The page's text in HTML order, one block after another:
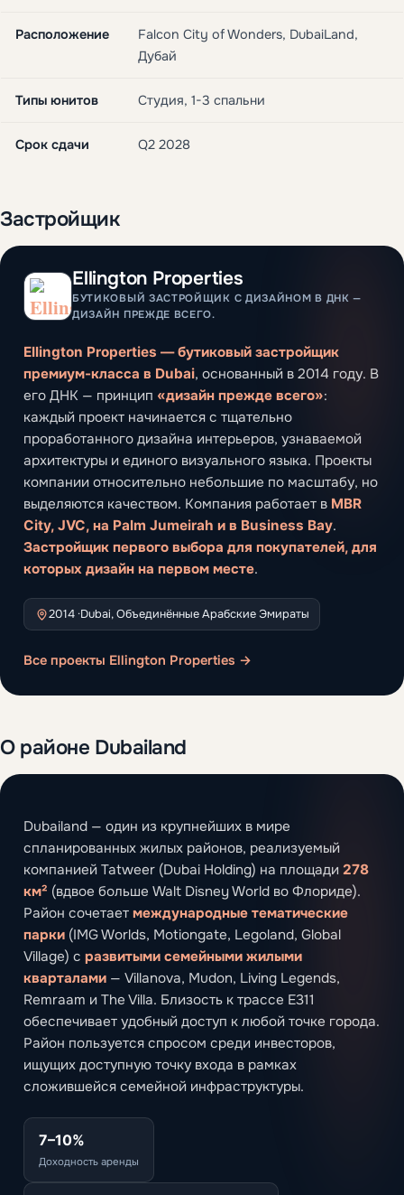
Расположение
Falcon City of Wonders, DubaiLand,
Дубай
Типы юнитов Студия, 1-3 спальни
Срок сдачи Q2 2028
Застройщик
Ellington Properties
БУТИКОВЫЙ ЗАСТРОЙЩИК С ДИЗАЙНОМ В ДНК —
ДИЗАЙН ПРЕЖДЕ ВСЕГО.
Ellington Properties — бутиковый застройщик
премиум-класса в Dubai, основанный в 2014 году. В
его ДНК — принцип «дизайн прежде всего»:
каждый проект начинается с тщательно
проработанного дизайна интерьеров, узнаваемой
архитектуры и единого визуального языка. Проекты
компании относительно небольшие по масштабу, но
выделяются качеством. Компания работает в MBR
City, JVC, на Palm Jumeirah и в Business Bay.
Застройщик первого выбора для покупателей, для
которых дизайн на первом месте.
2014 ·Dubai, Объединённые Арабские Эмираты
Все проекты Ellington Properties →
О районе Dubailand
Dubailand — один из крупнейших в мире
спланированных жилых районов, реализуемый
компанией Tatweer (Dubai Holding) на площади 278
км² (вдвое больше Walt Disney World во Флориде).
Район сочетает международные тематические
парки (IMG Worlds, Motiongate, Legoland, Global
Village) с развитыми семейными жилыми
кварталами — Villanova, Mudon, Living Legends,
Remraam и The Villa. Близость к трассе E311
обеспечивает удобный доступ к любой точке города.
Район пользуется спросом среди инвесторов,
ищущих доступную точку входа в рамках
сложившейся семейной инфраструктуры.
7–10%
Доходность аренды